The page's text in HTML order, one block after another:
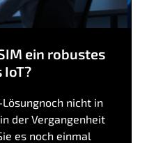
ein robustes
Lösungnoch nicht in
der Vergangenheit
es noch einmal